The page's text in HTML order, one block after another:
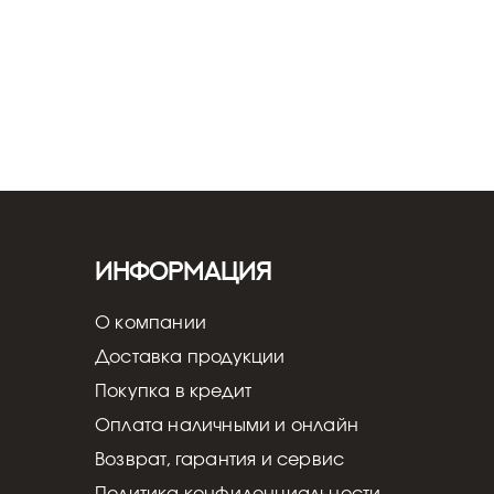
Информация
О компании
Доставка продукции
Покупка в кредит
Оплата наличными и онлайн
Возврат, гарантия и сервис